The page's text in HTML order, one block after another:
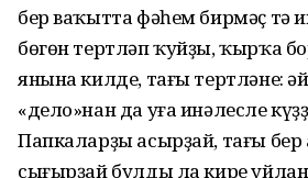
бер ваҡытта фәһем бирмәҫ тә
бөгөн тертләп ҡуйҙы, ҡырҡа
янына килде, тағы тертләне:
«дело»нан да уға инәлесле
Папкаларҙы асырҙай, тағы
сығырҙай булды ла кире